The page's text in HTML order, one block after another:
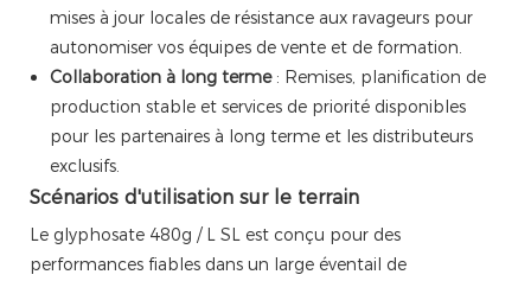
mises à jour locales de résistance aux ravageurs pour
autonomiser vos équipes de vente et de formation.
Collaboration à long terme : Remises, planification de
production stable et services de priorité disponibles
pour les partenaires à long terme et les distributeurs
exclusifs.
Scénarios d'utilisation sur le terrain
Le glyphosate 480g / L SL est conçu pour des
performances fiables dans un large éventail de